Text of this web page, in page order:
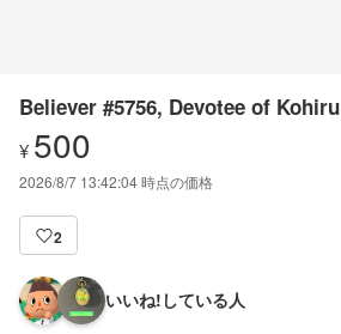
Believer #5756, Devotee of Kohiru
¥ 500
2026/8/7 13:42:04時点の価格
2
いいね!している人